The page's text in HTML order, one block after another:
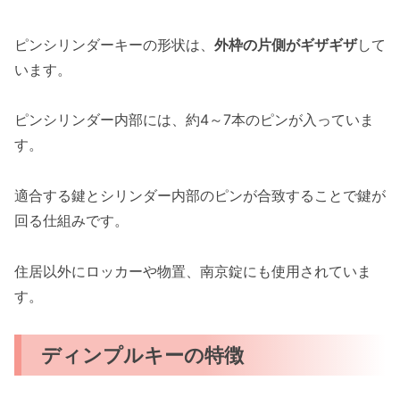
ピンシリンダーキーの形状は、 外枠の片側がギザギザして
います。
ピンシリンダー内部には、約4～7本のピンが入っていま
す。
適合する鍵とシリンダー内部のピンが合致することで鍵が
回る仕組みです。
住居以外にロッカーや物置、南京錠にも使用されていま
す。
ディンプルキーの特徴